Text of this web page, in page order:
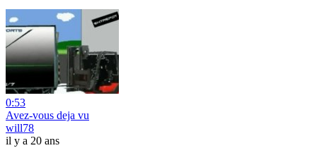
0:53
Avez-vous deja vu
will78
il y a 20 ans